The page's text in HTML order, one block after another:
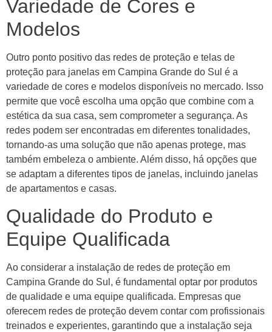
Variedade de Cores e
Modelos
Outro ponto positivo das redes de proteção e telas de
proteção para janelas em Campina Grande do Sul é a
variedade de cores e modelos disponíveis no mercado. Isso
permite que você escolha uma opção que combine com a
estética da sua casa, sem comprometer a segurança. As
redes podem ser encontradas em diferentes tonalidades,
tornando-as uma solução que não apenas protege, mas
também embeleza o ambiente. Além disso, há opções que
se adaptam a diferentes tipos de janelas, incluindo janelas
de apartamentos e casas.
Qualidade do Produto e
Equipe Qualificada
Ao considerar a instalação de redes de proteção em
Campina Grande do Sul, é fundamental optar por produtos
de qualidade e uma equipe qualificada. Empresas que
oferecem redes de proteção devem contar com profissionais
treinados e experientes, garantindo que a instalação seja